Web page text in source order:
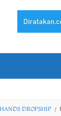
DROPSHIP /